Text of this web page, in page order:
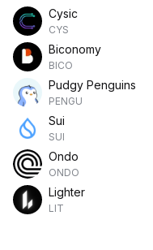
Cysic
CYS
Biconomy
BICO
Pudgy Penguins
PENGU
Sui
SUI
Ondo
ONDO
Lighter
LIT